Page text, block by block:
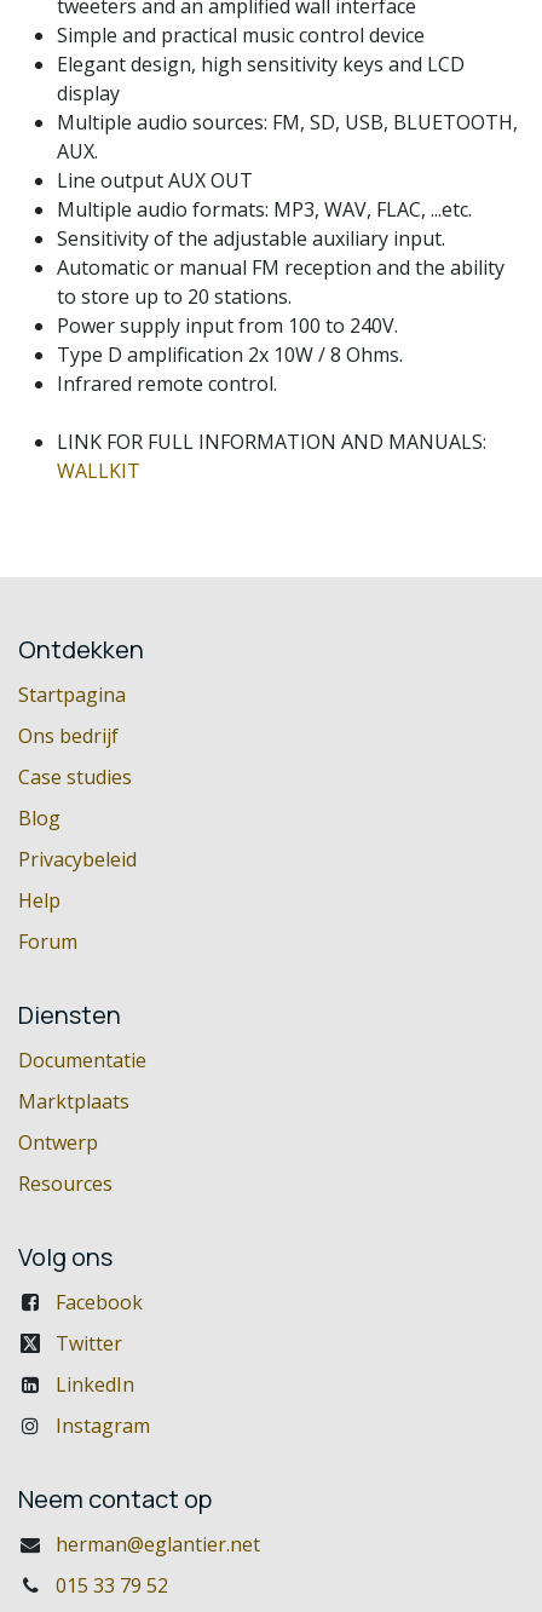
tweeters and an amplified wall interface
Simple and practical music control device
Elegant design, high sensitivity keys and LCD
display
Multiple audio sources: FM, SD, USB, BLUETOOTH,
AUX.
Line output AUX OUT
Multiple audio formats: MP3, WAV, FLAC, ...etc.
Sensitivity of the adjustable auxiliary input.
Automatic or manual FM reception and the ability
to store up to 20 stations.
Power supply input from 100 to 240V.
Type D amplification 2x 10W / 8 Ohms.
Infrared remote control.
LINK FOR FULL INFORMATION AND MANUALS:
WALLKIT
Ontdekken
Startpagina
Ons bedrijf
Case studies
Blog
Privacybeleid
Help
Forum
Diensten
Documentatie
Marktplaats
Ontwerp
Resources
Volg ons
Facebook
Twitter
LinkedIn
Instagram
Neem contact op
herman@eglantier.net
015 33 79 52